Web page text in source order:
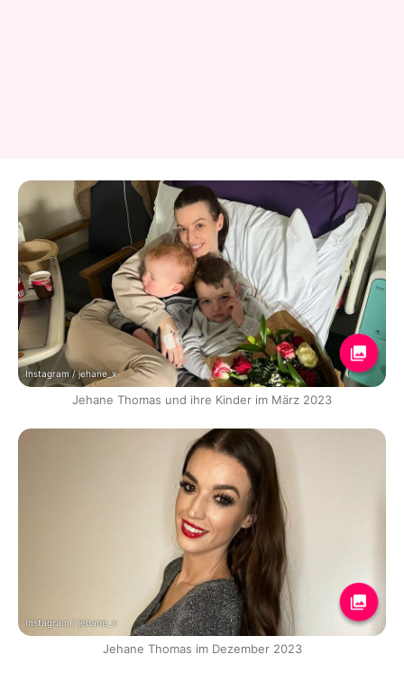
Instagram / jehane_x
Jehane Thomas und ihre Kinder im März 2023
Instagram / jehane_x
Jehane Thomas im Dezember 2023